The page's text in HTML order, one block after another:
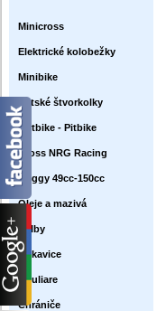
Minicross
Elektrické kolobežky
Minibike
Detské štvorkolky
Dirtbike - Pitbike
Cross NRG Racing
Buggy 49cc-150cc
Oleje a mazivá
Prilby
Rukavice
Okuliare
Chrániče